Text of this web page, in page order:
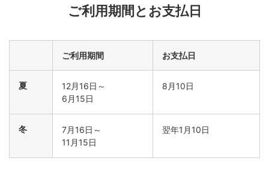
ご利用期間とお支払日
ご利用期間 お支払日
夏
12月16日～
6月15日
8月10日
冬
7月16日～
11月15日
翌年1月10日